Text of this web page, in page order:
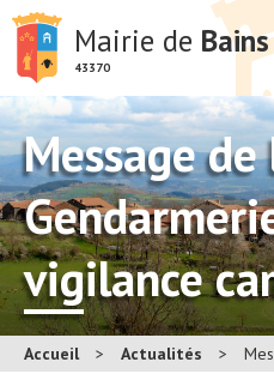
Mairie de Bains
43370
Message de
vigilance
Accueil > Actualités >